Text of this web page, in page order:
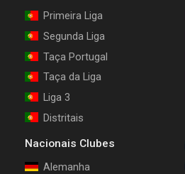
Primeira Liga
Segunda Liga
Taça Portugal
Taça da Liga
Liga 3
Distritais
Nacionais Clubes
Alemanha